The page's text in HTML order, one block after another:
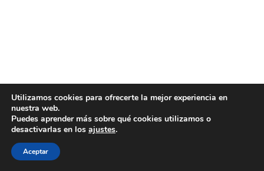
Utilizamos cookies para ofrecerte la mejor experiencia en
nuestra web.
Puedes aprender más sobre qué cookies utilizamos o
desactivarlas en los ajustes.
Aceptar